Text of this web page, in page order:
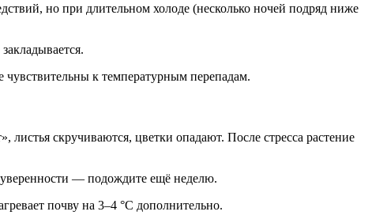
но при длительном холоде (несколько ночей подряд ниже
к температурным перепадам.
скручиваются, цветки опадают. После стресса растение
уверенности — подождите ещё неделю.
почву на 3–4 °C дополнительно.